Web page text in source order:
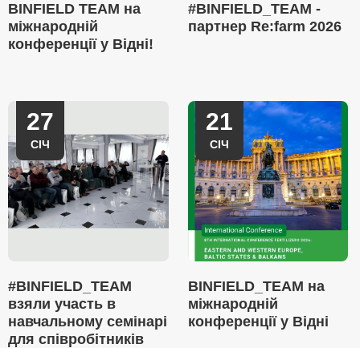
BINFIELD TEAM на
міжнародній
конференції у Відні!
#BINFIELD_TEAM -
партнер Re:farm 2026
27
СІЧ
#BINFIELD_TEAM
взяли участь в
навчальному семінарі
для співробітників
21
СІЧ
BINFIELD_TEAM на
міжнародній
конференції у Відні